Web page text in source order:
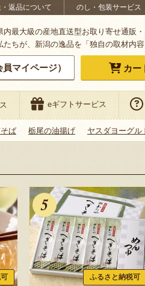
・返品について のし・包装サービス
内最大級の産地直送型お取り寄せ通販・
ちが、新潟の逸品を「独自の取材内容
マイページ） カー
eギフトサービス
ば 栃尾の油揚げ ヤスダヨーグル
ふるさと納税可